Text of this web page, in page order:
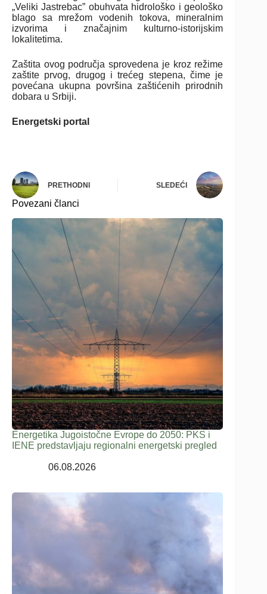
„Veliki Jastrebac” obuhvata hidrološko i geološko
blago sa mrežom vodenih tokova, mineralnim
izvorima i značajnim kulturno-istorijskim
lokalitetima.
Zaštita ovog područja sprovedena je kroz režime
zaštite prvog, drugog i trećeg stepena, čime je
povećana ukupna površina zaštićenih prirodnih
dobara u Srbiji.
Energetski portal
PRETHODNI SLEDEĆI
Povezani članci
Energetika Jugoistočne Evrope do 2050: PKS i
IENE predstavljaju regionalni energetski pregled
06.08.2026